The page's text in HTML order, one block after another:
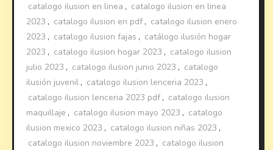
catalogo ilusion en linea , catalogo ilusion en linea
2023 , catalogo ilusion en pdf , catalogo ilusion enero
2023 , catalogo ilusion fajas , catálogo ilusión hogar
2023 , catalogo ilusion hogar 2023 , catalogo ilusion
julio 2023 , catalogo ilusion junio 2023 , catalogo
ilusión juvenil , catalogo ilusion lenceria 2023 ,
catalogo ilusion lenceria 2023 pdf , catalogo ilusion
maquillaje , catalogo ilusion mayo 2023 , catalogo
ilusion mexico 2023 , catalogo ilusion niñas 2023 ,
catalogo ilusion noviembre 2023 , catalogo ilusion